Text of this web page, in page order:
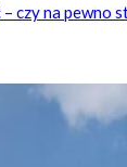
czy na pewno